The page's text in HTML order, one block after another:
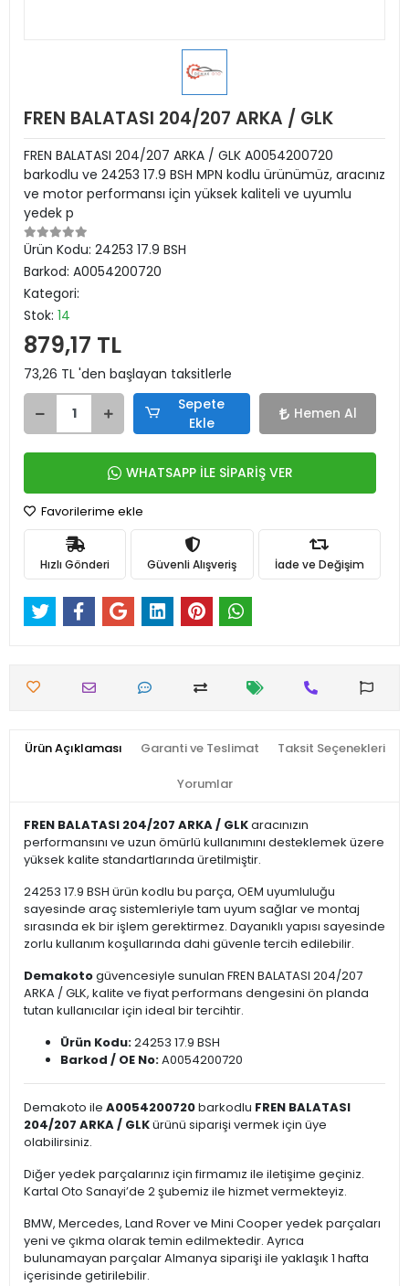
FREN BALATASI 204/207 ARKA / GLK
FREN BALATASI 204/207 ARKA / GLK A0054200720
barkodlu ve 24253 17.9 BSH MPN kodlu ürünümüz, aracınız
ve motor performansı için yüksek kaliteli ve uyumlu
yedek p
Ürün Kodu: 24253 17.9 BSH
Barkod: A0054200720
Kategori:
Stok: 14
879,17 TL
73,26 TL 'den başlayan taksitlerle
Sepete
Ekle
Hemen Al
WHATSAPP İLE SİPARİŞ VER
Favorilerime ekle
Hızlı Gönderi Güvenli Alışveriş İade ve Değişim
Ürün Açıklaması Garanti ve Teslimat Taksit Seçenekleri
Yorumlar
FREN BALATASI 204/207 ARKA / GLKaracınızın
performansını ve uzun ömürlü kullanımını desteklemek üzere
yüksek kalite standartlarında üretilmiştir.
24253 17.9 BSH ürün kodlu bu parça, OEM uyumluluğu
sayesinde araç sistemleriyle tam uyum sağlar ve montaj
sırasında ek bir işlem gerektirmez. Dayanıklı yapısı sayesinde
zorlu kullanım koşullarında dahi güvenle tercih edilebilir.
Demakotogüvencesiyle sunulan FREN BALATASI 204/207
ARKA / GLK, kalite ve fiyat performans dengesini ön planda
tutan kullanıcılar için ideal bir tercihtir.
Ürün Kodu:24253 17.9 BSH
Barkod / OE No:A0054200720
Demakoto ile A0054200720barkodlu FREN BALATASI
204/207 ARKA / GLKürünü siparişi vermek için üye
olabilirsiniz.
Diğer yedek parçalarınız için firmamız ile iletişime geçiniz.
Kartal Oto Sanayi’de 2 şubemiz ile hizmet vermekteyiz.
BMW, Mercedes, Land Rover ve Mini Cooper yedek parçaları
yeni ve çıkma olarak temin edilmektedir. Ayrıca
bulunamayan parçalar Almanya siparişi ile yaklaşık 1 hafta
içerisinde getirilebilir.